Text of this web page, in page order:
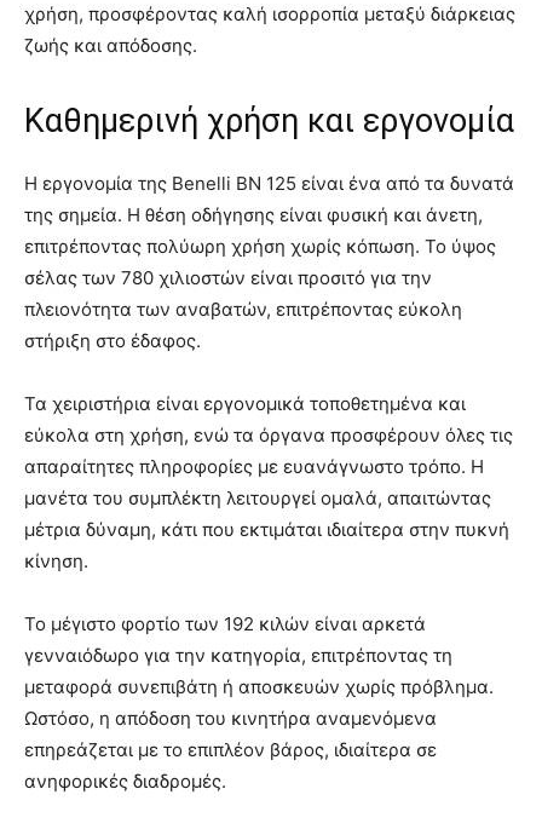
χρήση, προσφέροντας καλή ισορροπία μεταξύ διάρκειας
ζωής και απόδοσης.
Καθημερινή χρήση και εργονομία
Η εργονομία της Benelli BN 125 είναι ένα από τα δυνατά
της σημεία. Η θέση οδήγησης είναι φυσική και άνετη,
επιτρέποντας πολύωρη χρήση χωρίς κόπωση. Το ύψος
σέλας των 780 χιλιοστών είναι προσιτό για την
πλειονότητα των αναβατών, επιτρέποντας εύκολη
στήριξη στο έδαφος.
Τα χειριστήρια είναι εργονομικά τοποθετημένα και
εύκολα στη χρήση, ενώ τα όργανα προσφέρουν όλες τις
απαραίτητες πληροφορίες με ευανάγνωστο τρόπο. Η
μανέτα του συμπλέκτη λειτουργεί ομαλά, απαιτώντας
μέτρια δύναμη, κάτι που εκτιμάται ιδιαίτερα στην πυκνή
κίνηση.
Το μέγιστο φορτίο των 192 κιλών είναι αρκετά
γενναιόδωρο για την κατηγορία, επιτρέποντας τη
μεταφορά συνεπιβάτη ή αποσκευών χωρίς πρόβλημα.
Ωστόσο, η απόδοση του κινητήρα αναμενόμενα
επηρεάζεται με το επιπλέον βάρος, ιδιαίτερα σε
ανηφορικές διαδρομές.